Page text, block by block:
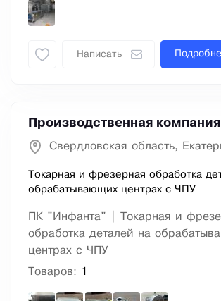
Написать
Производственная
Свердловская область,
Токарная и фрезерная обработка
обрабатывающих центрах с ЧПУ
ПК "Инфанта" | Токарная и
обработка деталей на
центрах с ЧПУ
Товаров: 1